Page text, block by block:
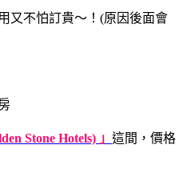
又不怕訂貴～！(原因後面會
Stone Hotels) 」 這間，價格